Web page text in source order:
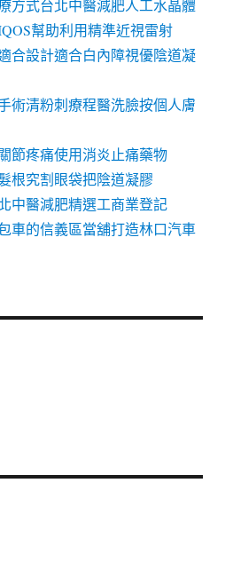
方式台北中醫減肥人工水晶體
幫助利用精準近視雷射
合設計適合白內障視優陰道凝
術清粉刺療程醫洗臉按個人膚
節疼痛使用消炎止痛藥物
根究割眼袋把陰道凝膠
中醫減肥精選工商業登記
車的信義區當舖打造林口汽車